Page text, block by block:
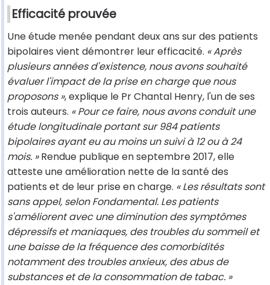
Efficacité prouvée
Une étude menée pendant deux ans sur des patients
bipolaires vient démontrer leur efficacité. « Après
plusieurs années d'existence, nous avons souhaité
évaluer l'impact de la prise en charge que nous
proposons », explique le Pr Chantal Henry, l'un de ses
trois auteurs. « Pour ce faire, nous avons conduit une
étude longitudinale portant sur 984 patients
bipolaires ayant eu au moins un suivi à 12 ou à 24
mois. »Rendue publique en septembre 2017, elle
atteste une amélioration nette de la santé des
patients et de leur prise en charge. « Les résultats sont
sans appel, selon Fondamental. Les patients
s'améliorent avec une diminution des symptômes
dépressifs et maniaques, des troubles du sommeil et
une baisse de la fréquence des comorbidités
notamment des troubles anxieux, des abus de
substances et de la consommation de tabac. »